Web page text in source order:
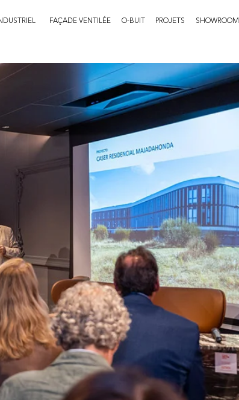
FAÇADE VENTILÉE O-BUIT PROJETS SHOWROOM